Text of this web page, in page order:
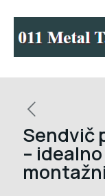
Sendvič
–